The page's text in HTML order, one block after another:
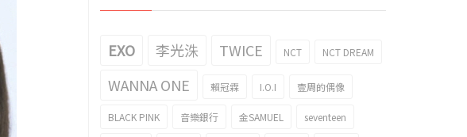
EXO 李光洙 TWICE NCT NCT DREAM
WANNA ONE 賴冠霖 I.O.I 壹周的偶像
BLACK PINK 音樂銀行 金SAMUEL seventeen